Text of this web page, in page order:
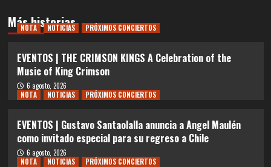
Más historias
NOTA NOTICIAS PRÓXIMOS CONCIERTOS
EVENTOS | THE CRIMSON KINGS A Celebration of the
Music of King Crimson
6 agosto, 2026
NOTA
NOTICIAS PRÓXIMOS CONCIERTOS
EVENTOS | Gustavo Santaolalla anuncia a Angel Maulén
como invitado especial para su regreso a Chile
6 agosto, 2026
NOTA
NOTICIAS PRÓXIMOS CONCIERTOS